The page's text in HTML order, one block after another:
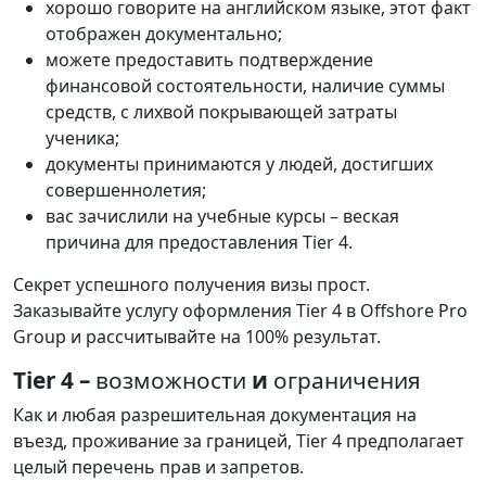
хорошо говорите на английском языке, этотфакт
отображен документально;
можете предоставить подтверждение
финансовой состоятельности, наличие суммы
средств, с лихвой покрывающей затраты
ученика;
документы принимаются улюдей, достигших
совершеннолетия;
вас зачислили на учебные курсы – веская
причина для предоставления Tier4.
Секретуспешного получения визы прост.
Заказывайтеуслугу оформления Tier4 в Offshore Pro
Group и рассчитывайте на 100% результат.
Tier 4 – возможности и ограничения
Как и любая разрешительная документация на
въезд, проживаниеза границей, Tier4 предполагает
целый перечень прав и запретов.